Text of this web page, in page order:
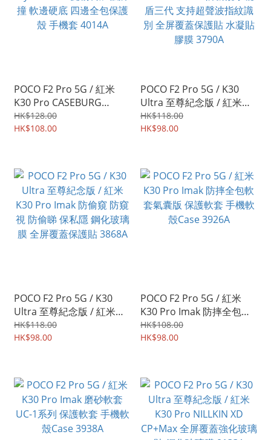
POCO F2 Pro 5G / 紅米
K30 Pro CASEBURG
Hybrid HEX 雙物料加強防
撞 軟邊硬底 四邊全包保護
HK$128.00
HK$108.00
POCO F2 Pro 5G / K30
Ultra 至尊紀念版 / 紅米
K30 Pro Imak 防偷窺水凝
盾三代 支持超聲波指紋識
HK$118.00
HK$98.00
POCO F2 Pro 5G / K30
Ultra 至尊紀念版 / 紅米
K30 Pro Imak 防偷窺 防窺
視 防偷睇 保私隱 鋼化玻璃
HK$118.00
HK$98.00
POCO F2 Pro 5G / 紅米
K30 Pro Imak 防摔全包軟
套氣囊版 保護軟套 手機軟
殼Case 3926A
HK$108.00
HK$98.00